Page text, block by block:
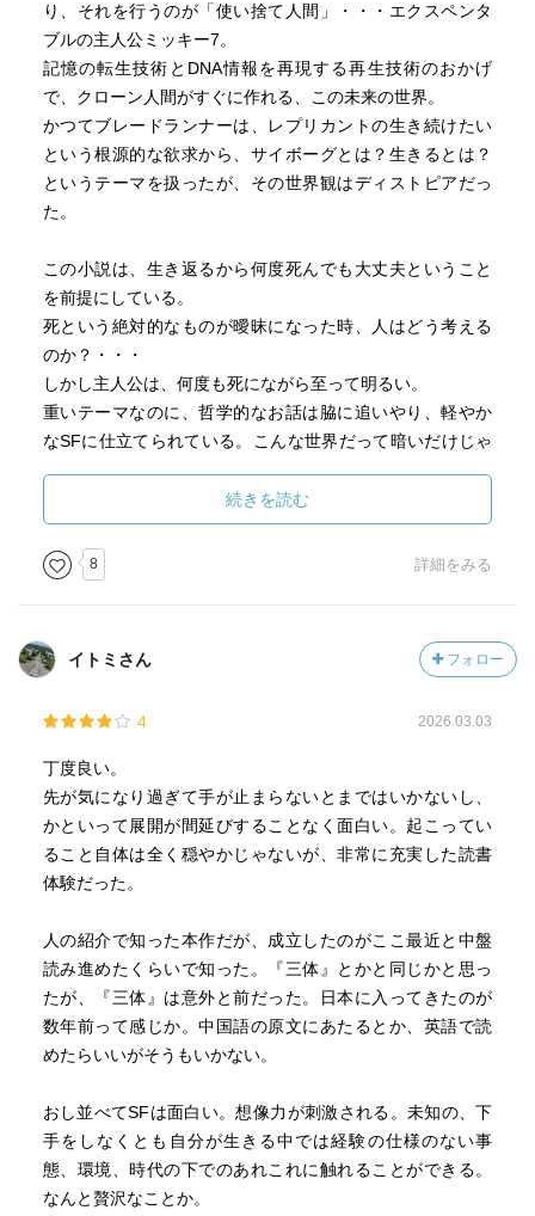
り、それを行うのが「使い捨て人間」・・・エクスペンタ
ブルの主人公ミッキー7。
記憶の転生技術とDNA情報を再現する再生技術のおかげ
で、クローン人間がすぐに作れる、この未来の世界。
かつてブレードランナーは、レプリカントの生き続けたい
という根源的な欲求から、サイボーグとは？生きるとは？
というテーマを扱ったが、その世界観はディストピアだっ
た。
この小説は、生き返るから何度死んでも大丈夫ということ
を前提にしている。
死という絶対的なものが曖昧になった時、人はどう考える
のか？・・・
しかし主人公は、何度も死にながら至って明るい。
重いテーマなのに、哲学的なお話は脇に追いやり、軽やか
なSFに仕立てられている。こんな世界だって暗いだけじゃ
し、読んでいて楽しい。だって地球が住めなくなっちゃっ
たし、科学技術が進歩しちゃったからね。と
この作品は軽薄なSFなんかではなく、きっと人類のリアル
な未来の姿を描いたんだろうと思う。
映画「パラサイト」のポン・ジュノが監督した映画も近々
公開される。こっちも楽しみ。
続きを読む
8 詳細をみる
イトミさん フォロー
4 2026.03.03
丁度良い。
先が気になり過ぎて手が止まらないとまではいかないし、
かといって展開が間延びすることなく面白い。起こってい
ること自体は全く穏やかじゃないが、非常に充実した読書
体験だった。
人の紹介で知った本作だが、成立したのがここ最近と中盤
読み進めたくらいで知った。『三体』とかと同じかと思っ
たが、『三体』は意外と前だった。日本に入ってきたのが
数年前って感じか。中国語の原文にあたるとか、英語で読
めたらいいがそうもいかない。
おし並べてSFは面白い。想像力が刺激される。未知の、下
手をしなくとも自分が生きる中では経験の仕様のない事
態、環境、時代の下でのあれこれに触れることができる。
なんと贅沢なことか。